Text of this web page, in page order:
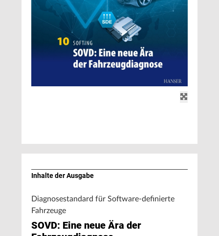
Inhalte der Ausgabe
Diagnosestandard für Software-definierte
Fahrzeuge
SOVD: Eine neue Ära der